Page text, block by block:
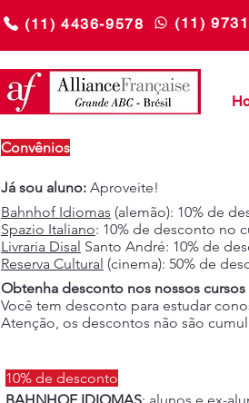
(11) 4436-9578 (11)
Convênios
Já sou aluno: Aproveite!
Bahnhof Idiomas (alemão): 10% de
Spazio Italiano: 10% de desconto no
Livraria Disal Santo André: 10% de
Reserva Cultural (cinema): 50% de
Obtenha desconto nos nossos cursos
Você tem desconto para estudar
Atenção, os descontos não são
10% de desconto